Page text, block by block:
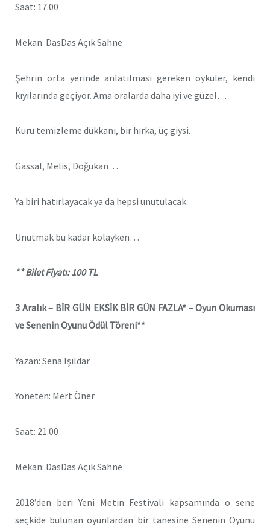
Saat: 17.00
Mekan: DasDas Açık Sahne
Şehrin orta yerinde anlatılması gereken öyküler, kendi
kıyılarında geçiyor. Ama oralarda daha iyi ve güzel…
Kuru temizleme dükkanı, bir hırka, üç giysi.
Gassal, Melis, Doğukan…
Ya biri hatırlayacak ya da hepsi unutulacak.
Unutmak bu kadar kolayken…
** Bilet Fiyatı: 100 TL
3 Aralık – BİR GÜN EKSİK BİR GÜN FAZLA* – Oyun Okuması
ve Senenin Oyunu Ödül Töreni**
Yazan: Sena Işıldar
Yöneten: Mert Öner
Saat: 21.00
Mekan: DasDas Açık Sahne
2018’den beri Yeni Metin Festivali kapsamında o sene
seçkide bulunan oyunlardan bir tanesine Senenin Oyunu